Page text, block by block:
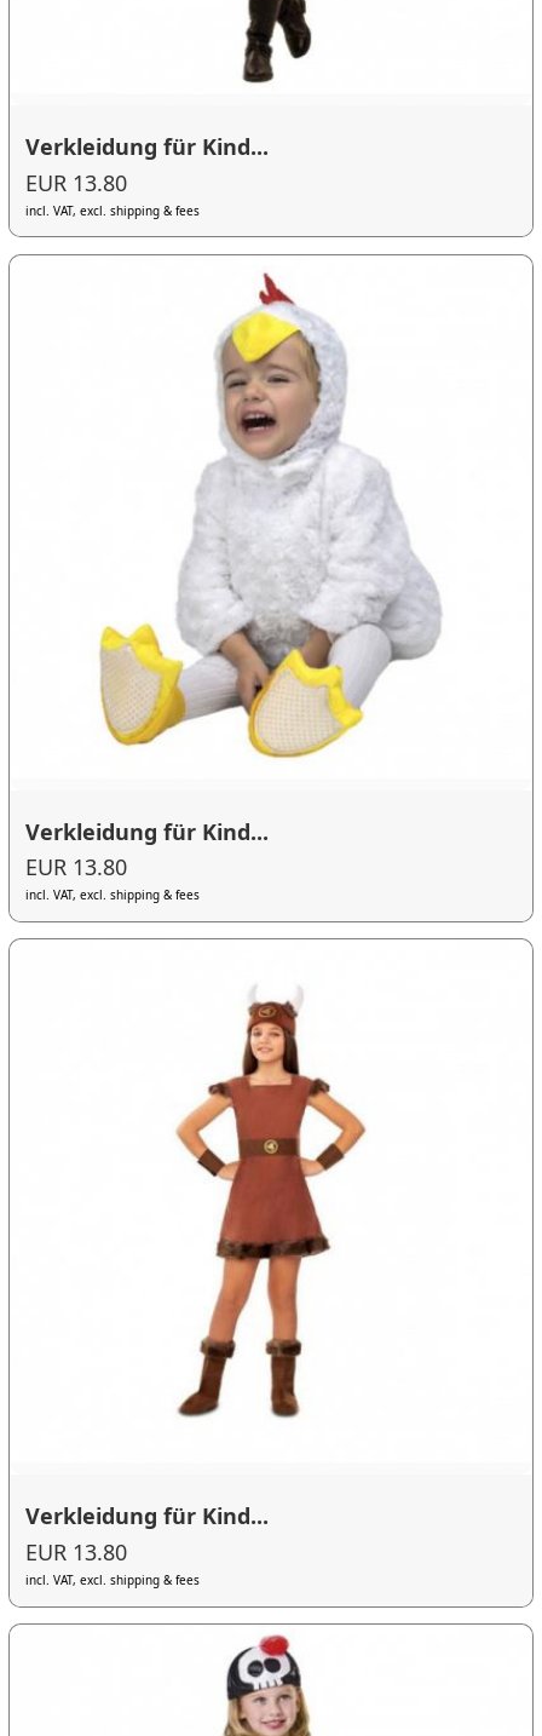
Verkleidung für Kind...
EUR 13.80
incl. VAT, excl. shipping & fees
Verkleidung für Kind...
EUR 13.80
incl. VAT, excl. shipping & fees
Verkleidung für Kind...
EUR 13.80
incl. VAT, excl. shipping & fees